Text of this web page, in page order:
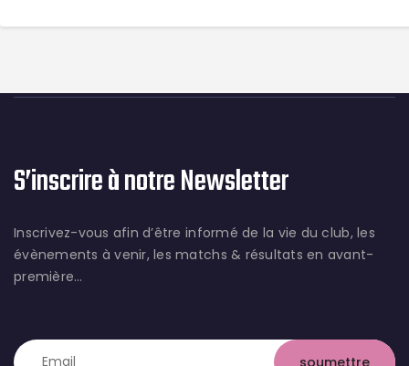
S’inscrire à notre Newsletter
Inscrivez-vous afin d’être informé de la vie du club, les
évènements à venir, les matchs & résultats en avant-
première…